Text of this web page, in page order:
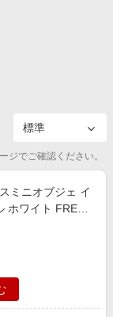
ジでご確認ください。
ミニオブジェ イ
ホワイト FREE
ドットエステ